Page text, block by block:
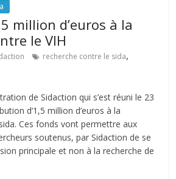
million d’euros à la
le VIH
recherche contre le sida,
de Sidaction qui s’est réuni le 23
d’1,5 million d’euros à la
Ces fonds vont permettre aux
soutenus, par Sidaction de se
principale et non à la recherche de